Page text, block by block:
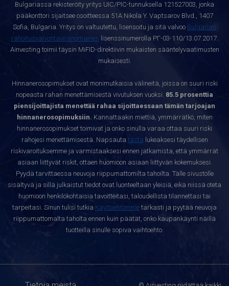
Bulgariassa rekisteröity yritys UIC/PIC-tunnuksella 121527003, jonka
pääkonttori sijaitsee osoitteessa 51A Nikola Y. Vaptsarov Blvd., 1407
Sofia, Bulgaria. Yritys on valtuutettu, lisensoitu ja sitä valvoo Bulgarian
rahoitusvalvontaviranomainen lisenssinumerolla РГ-03-110/13.07.2017.
Ainvesting toimii täysin MiFID-direktiivin mukaisten sääntelyvaatimusten
mukaisesti.
Hinnanerosopimukset ovat monimutkaisia välineitä, joissa on suuri riski
nopeasta rahan menettämisestä vivutuksen vuoksi. 85.5 prosenttia
piensijoittajista menettää rahaa sijoittaessaan tämän tarjoajan
hinnanerosopimuksiin. Kannattaakin miettiä, ymmärrätkö, miten
hinnanerosopimukset toimivat ja onko sinulla varaa ottaa suuri riski
rahojesi menettämisestä. Napsauta tästä lukeaksesi täydellisen
riskivaroituksemme ja varmistaaksesi ennen jatkamista, että ymmärrät
asiaan liittyvät riskit, ottaen huomioon asiaan liittyvän kokemuksesi.
Pyydä tarvittaessa neuvoja riippumattomilta tahoilta. Tälle sivustolle
sisältyvä ja sillä julkaistut tiedot ovat luonteeltaan yleisiä, eikä niissä oteta
huomioon henkilökohtaisia tavoitteitasi, taloudellista tilannettasi tai
tarpeitasi. Sinun tulisi tutkia Käyttöehtomme tarkasti ja pyytää neuvoja
riippumattomalta taholta ennen kuin päätät, onko kaupankäynti näillä
tuotteilla sinulle sopiva vaihtoehto.